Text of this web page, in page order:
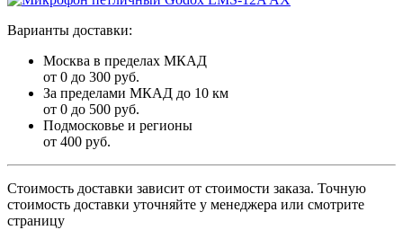
Варианты доставки:
Москва в пределах МКАД
от 0 до 300 руб.
За пределами МКАД до 10 км
от 0 до 500 руб.
Подмосковье и регионы
от 400 руб.
Стоимость доставки зависит от стоимости заказа. Точную
стоимость доставки уточняйте у менеджера или смотрите
страницу